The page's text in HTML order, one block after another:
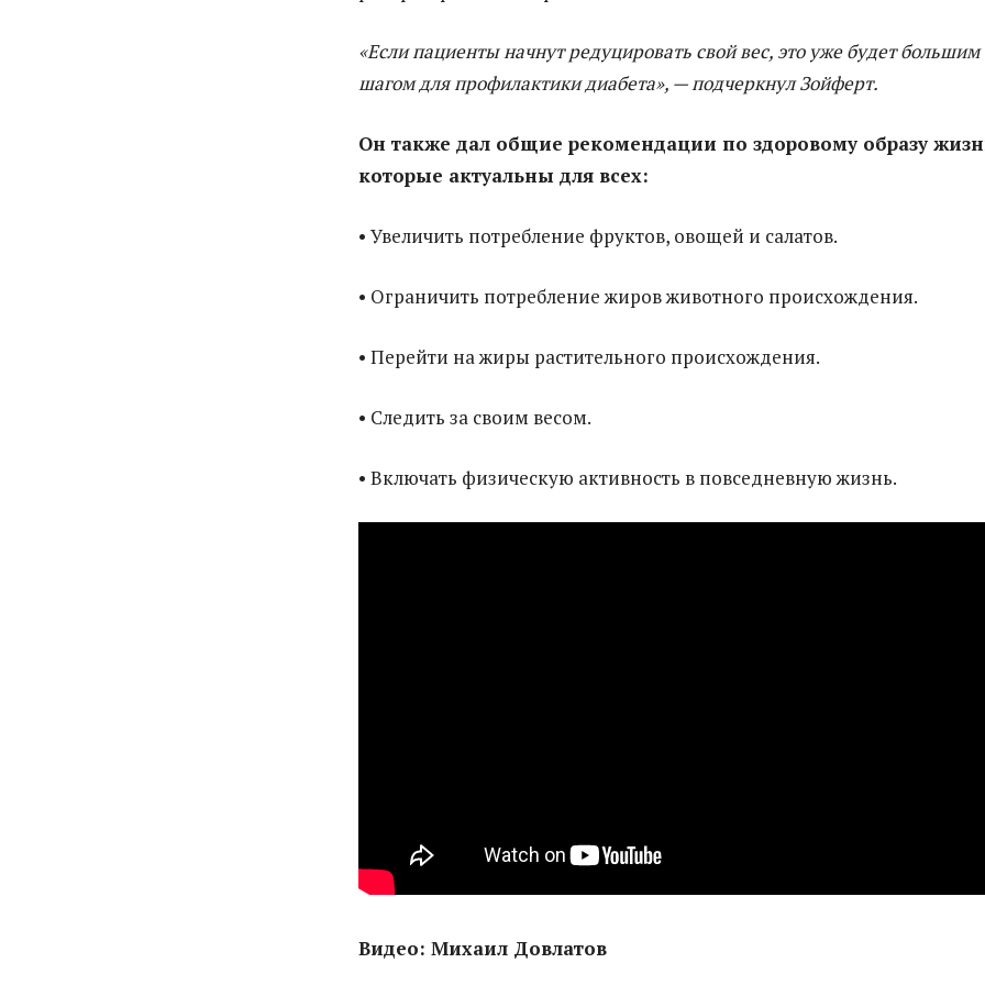
«Если пациенты начнут редуцировать свой вес, это уже будет большим
шагом для профилактики диабета», — подчеркнул Зойферт.
Он также дал общие рекомендации по здоровому образу
которые актуальны для всех:
• Увеличить потребление фруктов, овощей и салатов.
• Ограничить потребление жиров животного происхождения.
• Перейти на жиры растительного происхождения.
• Следить за своим весом.
• Включать физическую активность в повседневную жизнь.
Видео: Михаил Довлатов